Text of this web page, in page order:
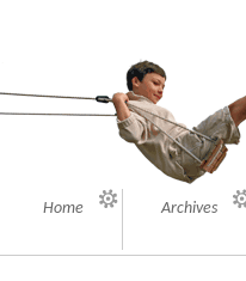
Home Archives